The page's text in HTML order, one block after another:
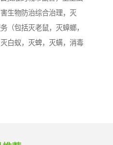
生物防治综合治理，灭
（包括灭老鼠，灭蟑螂，
白蚁，灭蜱，灭螨，消毒